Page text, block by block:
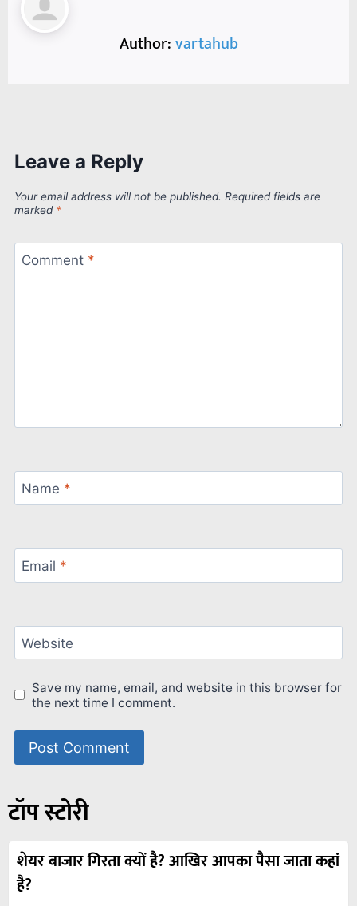
Author:vartahub
Leave a Reply
Your email address will not be published. Required fields are
marked *
Comment *
Name *
Email *
Website
Save my name, email, and website in this browser for
the next time I comment.
टॉप स्टोरी
शेयर बाजार गिरता क्यों है? आखिर आपका पैसा जाता कहां
है?